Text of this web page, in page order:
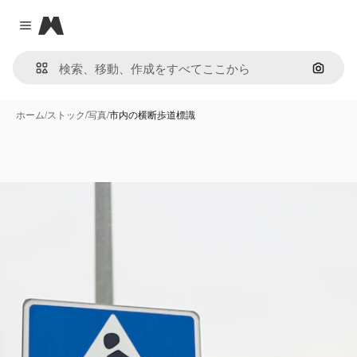
Close menu
Magnific
画像で
ホーム/ストック/写真/市内の横断歩道標識